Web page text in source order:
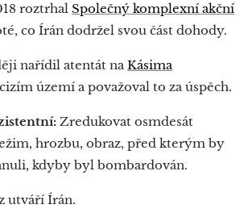
roztrhal Společný komplexní akční
co Írán dodržel svou část dohody.
nařídil atentát naKásima
území a považoval to za úspěch.
Zredukovat osmdesát
hrozbu, obraz, před kterým by
kdyby byl bombardován.
utváří Írán.